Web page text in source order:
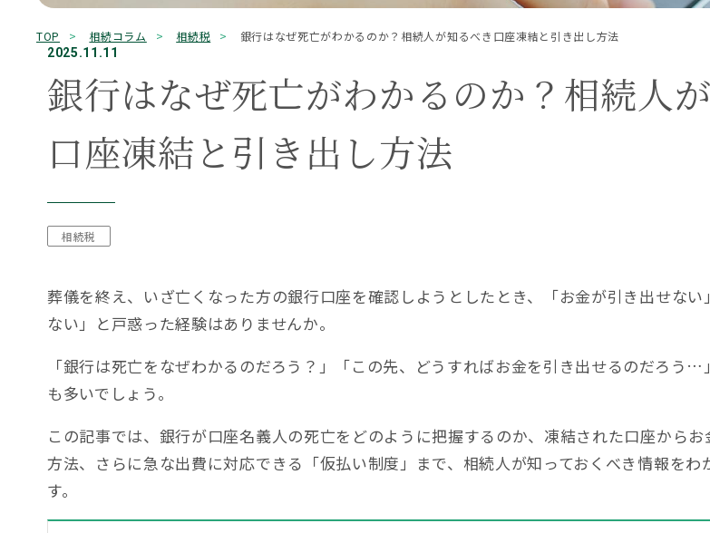
0120-775-525
【初回無料】平日9:00～18:00（土日祝、12/30～1/4除く）
キーワード検索
もめる 兄弟姉妹延滞税 必要書類控除 株式相続相続手続き相続権相続税対策相続税早見表 相続財産 相続順位 税務調査 遺産相続
Office Information
事務所一覧
TOP 相続コラム 相続税 銀行はなぜ死亡がわかるのか？相続人が知るべき口座凍結と引き出し方法
2025.11.11
銀行はなぜ死亡がわかるのか？相続人
口座凍結と引き出し方法
相続税
葬儀を終え、いざ亡くなった方の銀行口座を確認しようとしたとき、「お金が引き出せない
ない」と戸惑った経験はありませんか。
「銀行は死亡をなぜわかるのだろう？」「この先、どうすればお金を引き出せるのだろう…
も多いでしょう。
この記事では、銀行が口座名義人の死亡をどのように把握するのか、凍結された口座から
方法、さらに急な出費に対応できる「仮払い制度」まで、相続人が知っておくべき情報をわ
す。